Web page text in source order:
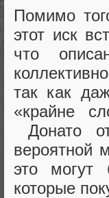
Помимо
этот иск
что
так как
«крайне
Донато
вероятной
это могут
которые